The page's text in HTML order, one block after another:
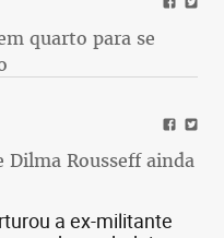
quarto para se
Rousseff ainda
a ex-militante